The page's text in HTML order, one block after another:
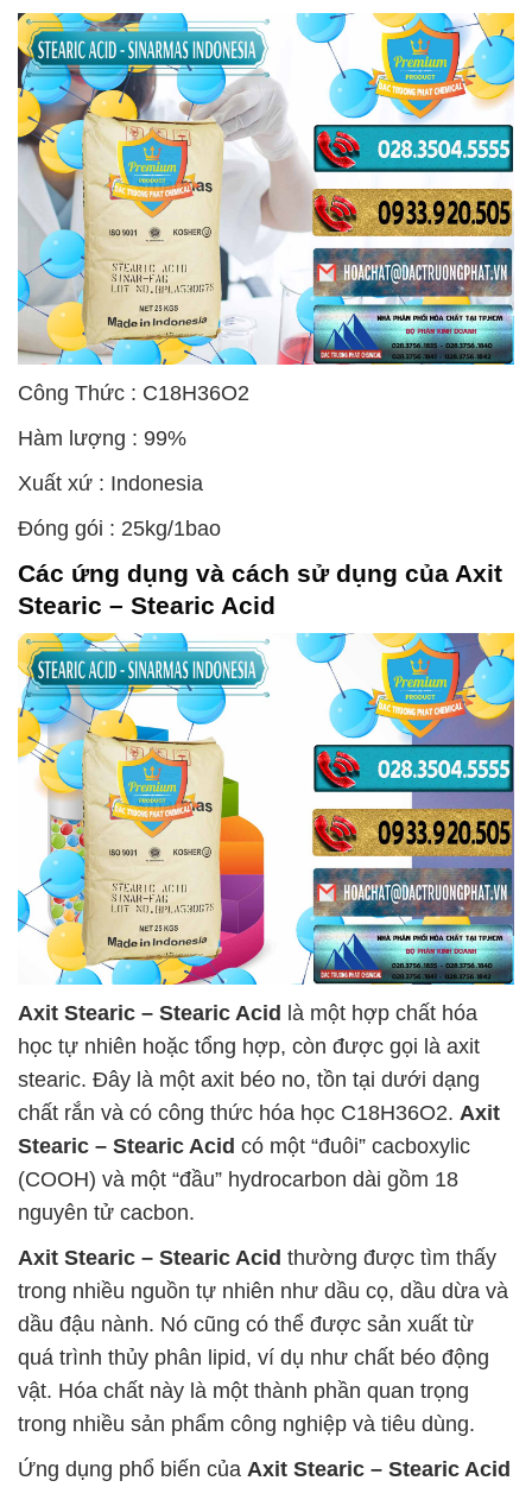
Công Thức : C18H36O2
Hàm lượng : 99%
Xuất xứ : Indonesia
Đóng gói : 25kg/1bao
Các ứng dụng và cách sử dụng của Axit
Stearic – Stearic Acid
Axit Stearic – Stearic Acid là một hợp chất hóa
học tự nhiên hoặc tổng hợp, còn được gọi là axit
stearic. Đây là một axit béo no, tồn tại dưới dạng
chất rắn và có công thức hóa học C18H36O2. Axit
Stearic – Stearic Acid có một “đuôi” cacboxylic
(COOH) và một “đầu” hydrocarbon dài gồm 18
nguyên tử cacbon.
Axit Stearic – Stearic Acid thường được tìm thấy
trong nhiều nguồn tự nhiên như dầu cọ, dầu dừa và
dầu đậu nành. Nó cũng có thể được sản xuất từ
quá trình thủy phân lipid, ví dụ như chất béo động
vật. Hóa chất này là một thành phần quan trọng
trong nhiều sản phẩm công nghiệp và tiêu dùng.
Ứng dụng phổ biến của Axit Stearic – Stearic Acid